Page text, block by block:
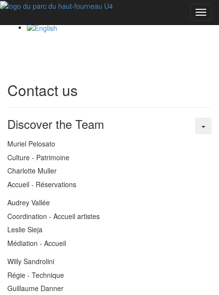
Contact us
Discover the Team
Muriel Pelosato
Culture - Patrimoine
Charlotte Muller
Accueil - Réservations
Audrey Vallée
Coordination - Accueil artistes
Leslie Sieja
Médiation - Accueil
Willy Sandrolini
Régie - Technique
Guillaume Danner